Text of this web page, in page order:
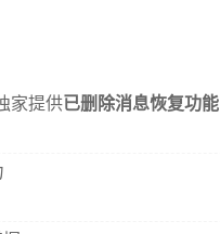
家提供已删除消息恢复功能